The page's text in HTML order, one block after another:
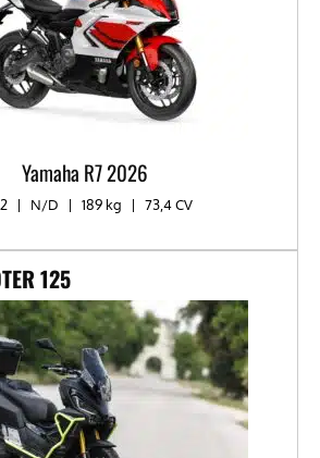
Yamaha R7 2026
| N/D | 189 kg | 73,4 CV
125